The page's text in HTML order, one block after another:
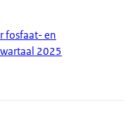
fosfaat- en
2025